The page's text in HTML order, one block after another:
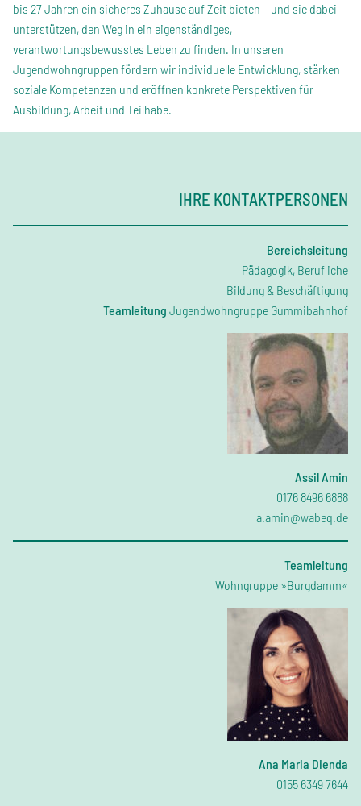
bis 27 Jahren ein sicheres Zuhause auf Zeit bieten – und sie dabei
unterstützen, den Weg in ein eigenständiges,
verantwortungsbewusstes Leben zu finden. In unseren
Jugendwohngruppen fördern wir individuelle Entwicklung, stärken
soziale Kompetenzen und eröffnen konkrete Perspektiven für
Ausbildung, Arbeit und Teilhabe.
IHRE KONTAKTPERSONEN
Bereichsleitung
Pädagogik, Berufliche
Bildung & Beschäftigung
Teamleitung Jugendwohngruppe Gummibahnhof
Assil Amin
0176 8496 6888
a.amin@wabeq.de
Teamleitung
Wohngruppe »Burgdamm«
Ana Maria Dienda
0155 6349 7644